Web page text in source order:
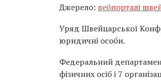
Джерело: вебпорталі
Уряд Швейцарської
юридичні особи.
Федеральний
фізичних осіб і 7